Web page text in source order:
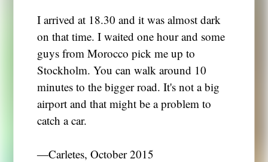
I arrived at 18.30 and it was almost dark
on that time. I waited one hour and some
guys from Morocco pick me up to
Stockholm. You can walk around 10
minutes to the bigger road. It's not a big
airport and that might be a problem to
catch a car.
―Carletes, October 2015